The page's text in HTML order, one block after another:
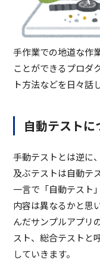
手作業での地道な作
ことができるプロダ
ト方法などを日々話
自動テストに
手動テストとは逆に
及ぶテストは自動テ
一言で「自動テスト
内容は異なるかと思
んだサンプルアプリ
スト、総合テストと
していきます。